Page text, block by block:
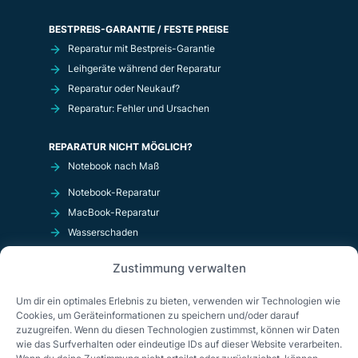
Zustimmung verwalten
Um dir ein optimales Erlebnis zu bieten, verwenden wir Technologien wie
Cookies, um Geräteinformationen zu speichern und/oder darauf
zuzugreifen. Wenn du diesen Technologien zustimmst, können wir Daten
wie das Surfverhalten oder eindeutige IDs auf dieser Website verarbeiten.
BESTPREIS-GARANTIE / FESTE PREISE
Reparatur mit Bestpreis-Garantie
Leihgeräte während der Reparatur
Reparatur oder Neukauf?
Reparatur: Fehler und Ursachen
REPARATUR NICHT MÖGLICH?
Notebook nach Maß
Notebook-Reparatur
MacBook-Reparatur
Wasserschaden
OnlineShop